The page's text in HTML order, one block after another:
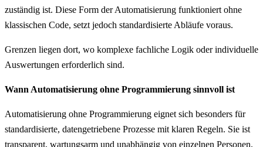
zuständig ist. Diese Form der Automatisierung funktioniert ohne
klassischen Code, setzt jedoch standardisierte Abläufe voraus.
Grenzen liegen dort, wo komplexe fachliche Logik oder individuelle
Auswertungen erforderlich sind.
Wann Automatisierung ohne Programmierung sinnvoll ist
Automatisierung ohne Programmierung eignet sich besonders für
standardisierte, datengetriebene Prozesse mit klaren Regeln. Sie ist
transparent, wartungsarm und unabhängig von einzelnen Personen.